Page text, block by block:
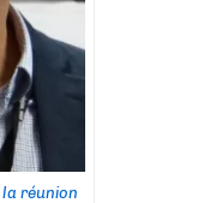
la réunion